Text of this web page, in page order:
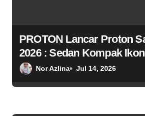
o
n
PROTON Lancar Proton
2026 : Sedan Kompak
Reka Bentuk Moden
Nor Azlina Jul 14, 2026